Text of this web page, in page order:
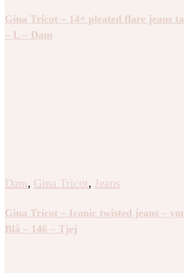
Gina Tricot – 14+ pleated flare jeans
– L – Dam
Dam, Gina Tricot, Jeans
Gina Tricot – Iconic twisted jeans –
Blå – 146 – Tjej